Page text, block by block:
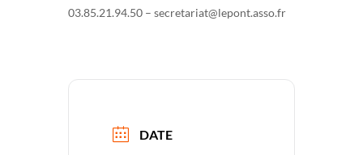
03.85.21.94.50 – secretariat@lepont.asso.fr
DATE